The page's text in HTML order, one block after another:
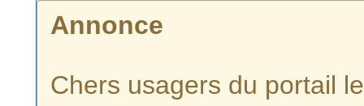
Annonce
Chers usagers du portail